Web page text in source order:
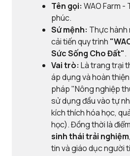
Tên gọi: WAO Farm -
phúc.
Sứ mệnh: Thực hành
cải tiến quy trình
Sức Sống Cho Đất".
Vai trò: Là trang trại
áp dụng và hoàn
pháp "Nông nghiệp
sử dụng đầu vào tự
kích thích hóa học,
học). Đồng thời là
sinh thái trải nghiệm
tin và giáo dục người